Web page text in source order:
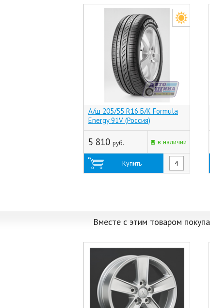
А/ш 205/55 R16 Б/К Formula
Energy 91V (Россия)
5 810 руб. в наличии
Купить
Вместе с этим товаром